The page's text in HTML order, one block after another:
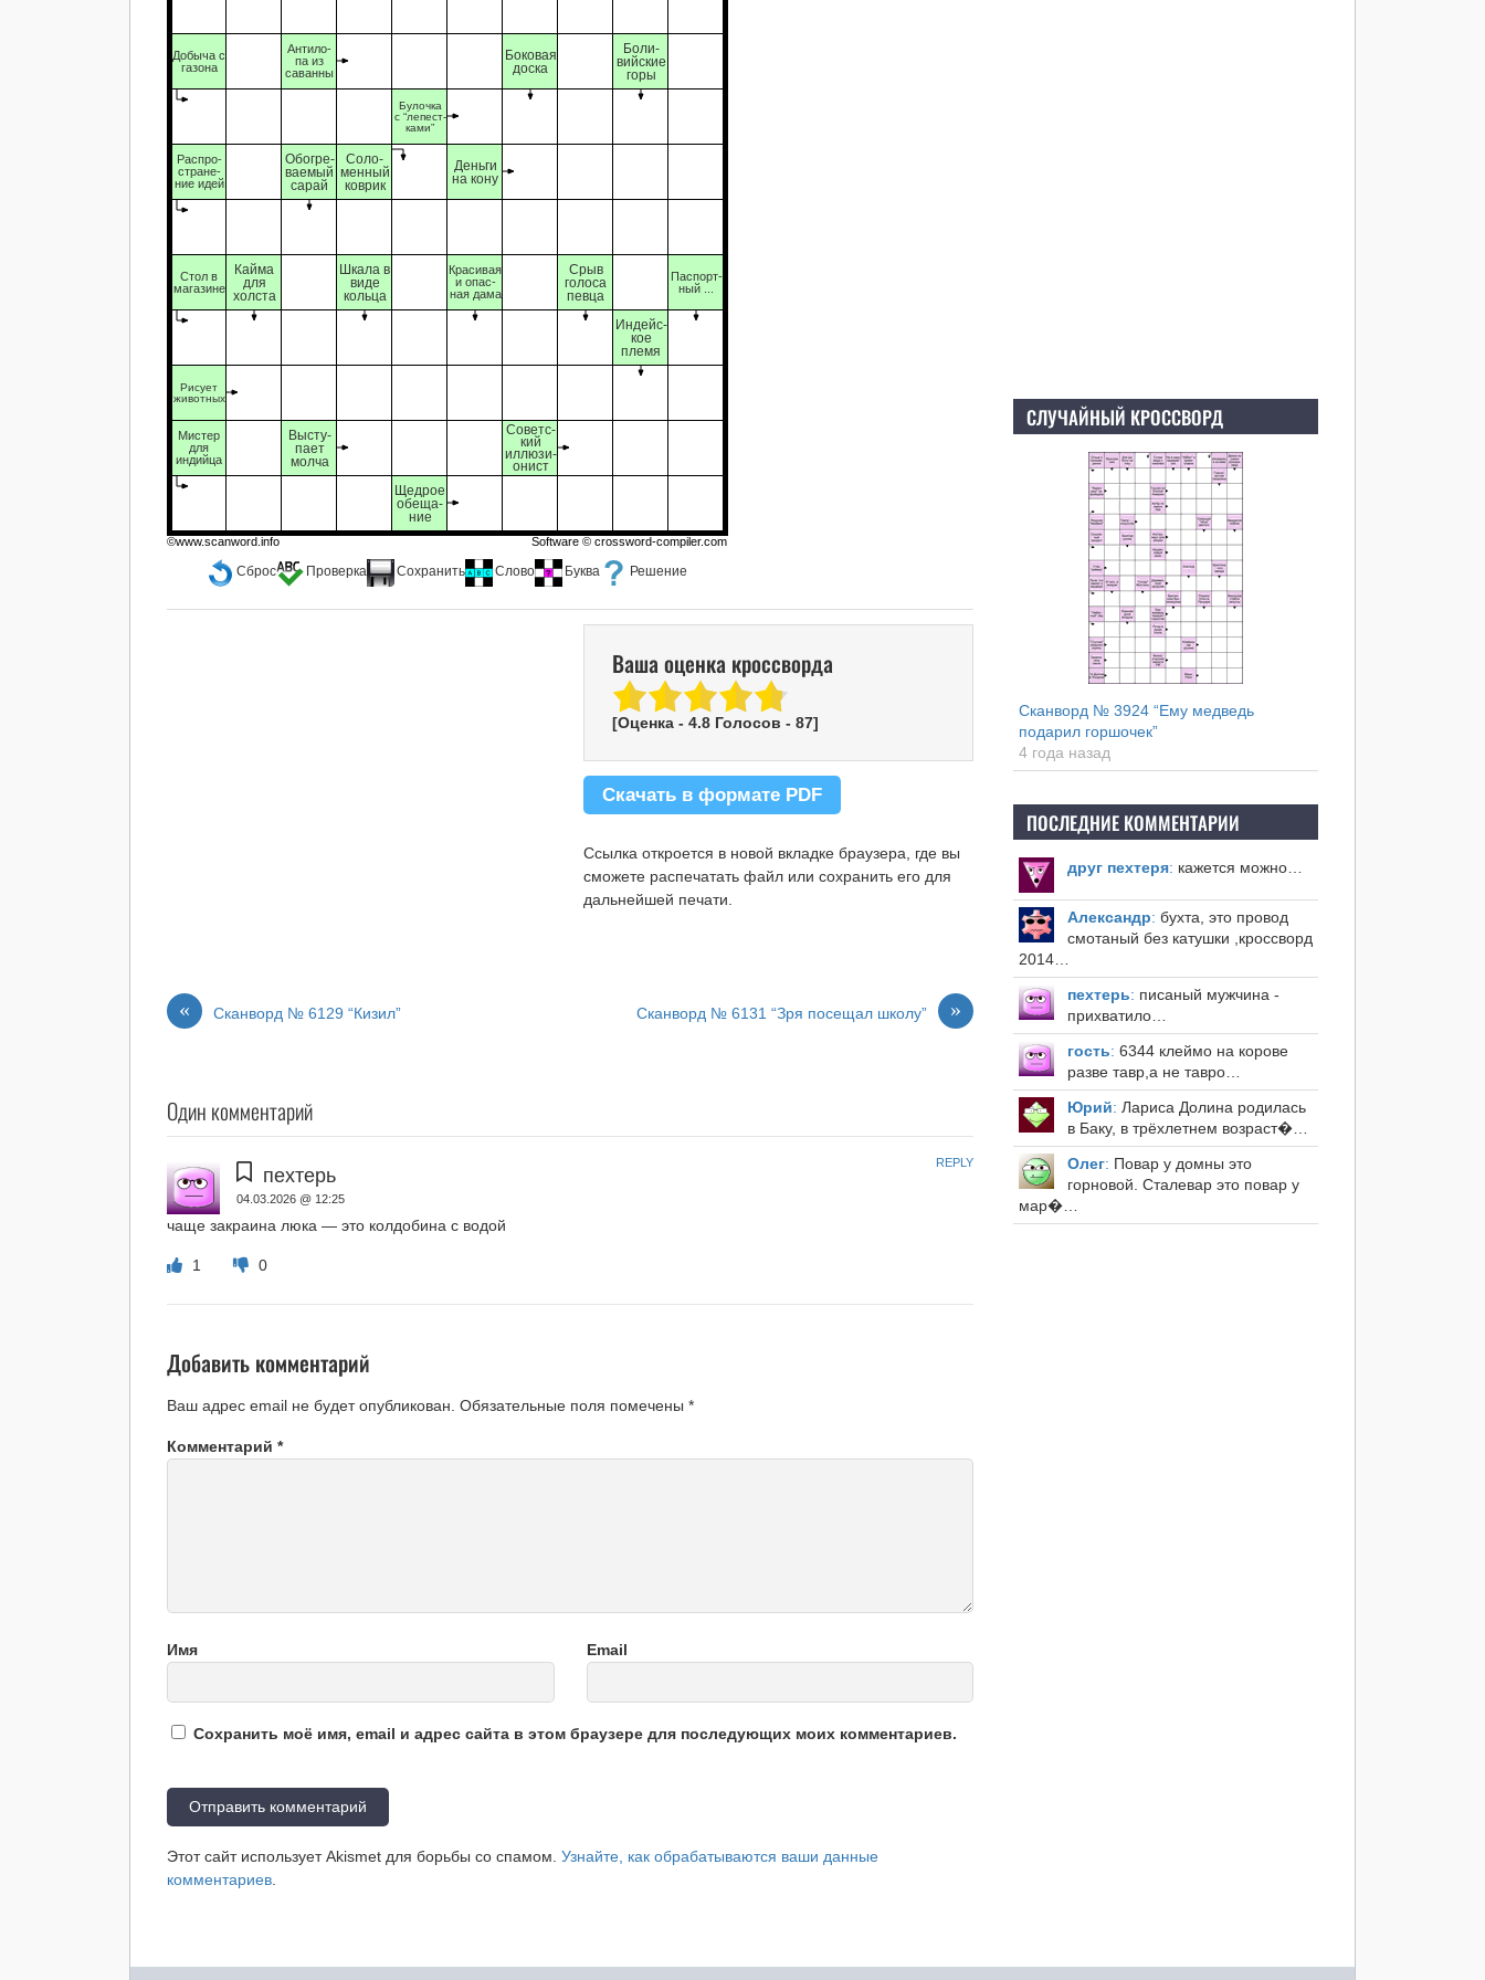
Сброс Проверка Сохранить Слово Буква Решение
Добыча с
газона
Антило-
па из
саванны
Боковая
доска
Боли-
вийские
горы
Булочка
с “лепест-
ками”
Распро-
стране-
ние идей
Обогре-
ваемый
сарай
Соло-
менный
коврик
Деньги
на кону
Стол в
магазине
Кайма
для
холста
Шкала в
виде
кольца
Красивая
и опас-
ная дама
Срыв
голоса
певца
Паспорт-
ный ...
Индейс-
кое
племя
Рисует
животных
Мистер
для
индийца
Высту-
пает
молча
Советс-
кий
иллюзи-
онист
Щедрое
обеща-
ние
©www.scanword.info Software ©crossword-compiler.com
Ваша оценка кроссворда
[Оценка - 4.8Голосов - 87]
Скачать в формате PDF
Ссылка откроется в новой вкладке браузера, где вы
сможете распечатать файл или сохранить его для
дальнейшей печати.
« Сканворд № 6129 “Кизил” »
Сканворд № 6131 “Зря посещал школу”
Один комментарий
пехтерь
04.03.2026 @ 12:25
чаще закраина люка — это колдобина с водой
1 0
REPLY
Добавить комментарий
Ваш адрес email не будет опубликован. Обязательные поля помечены*
Комментарий*
Имя Email
Сохранить моё имя, email и адрес сайта в этом браузере для последующих моих комментариев.
Этот сайт использует Akismet для борьбы со спамом.Узнайте, как обрабатываются ваши данные
комментариев
СЛУЧАЙНЫЙ КРОССВОРД
Сканворд № 3924 “Ему медведь
подарил горшочек”
4 года назад
ПОСЛЕДНИЕ КОММЕНТАРИИ
друг пехтеря: кажется можно…
Александр: бухта, это провод
смотаный без катушки ,кроссворд
2014…
пехтерь: писаный мужчина -
прихватило…
гость: 6344 клеймо на корове
разве тавр,а не тавро…
Юрий: Лариса Долина родилась
в Баку, в трёхлетнем возраст�…
Олег: Повар у домны это
горновой. Сталевар это повар у
мар�…